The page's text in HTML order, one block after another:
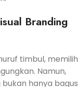
Branding
timbul, memilih
Namun,
hanya bagus